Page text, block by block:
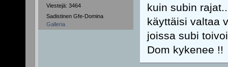
Viestejä: 3464
Sadistinen Gfe-Domina
Galleria
kuin subin
käyttäisi valtaa
joissa subi
Dom kykenee !!